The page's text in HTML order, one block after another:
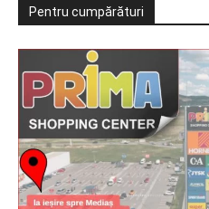
Pentru cumpărături